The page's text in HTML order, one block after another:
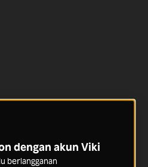
dengan akun Viki
berlangganan